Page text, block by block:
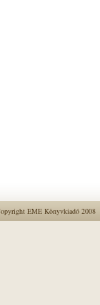
EME Könyvkiadó 2008